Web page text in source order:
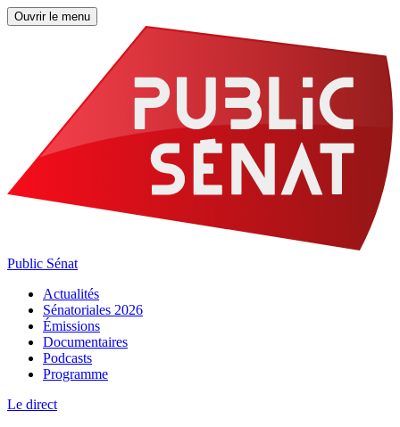
Ouvrir le menu
Public Sénat
Actualités
Sénatoriales 2026
Émissions
Documentaires
Podcasts
Programme
Le direct